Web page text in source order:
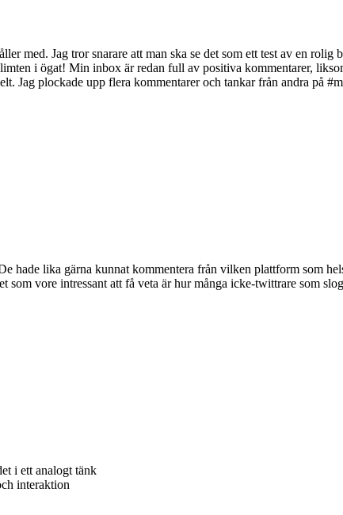
med. Jag tror snarare att man ska se det som ett test av en rolig
i ögat! Min inbox är redan full av positiva kommentarer,
Jag plockade upp flera kommentarer och tankar från andra på
hade lika gärna kunnat kommentera från vilken plattform som
vore intressant att få veta är hur många icke-twittrare som
i ett analogt tänk
interaktion